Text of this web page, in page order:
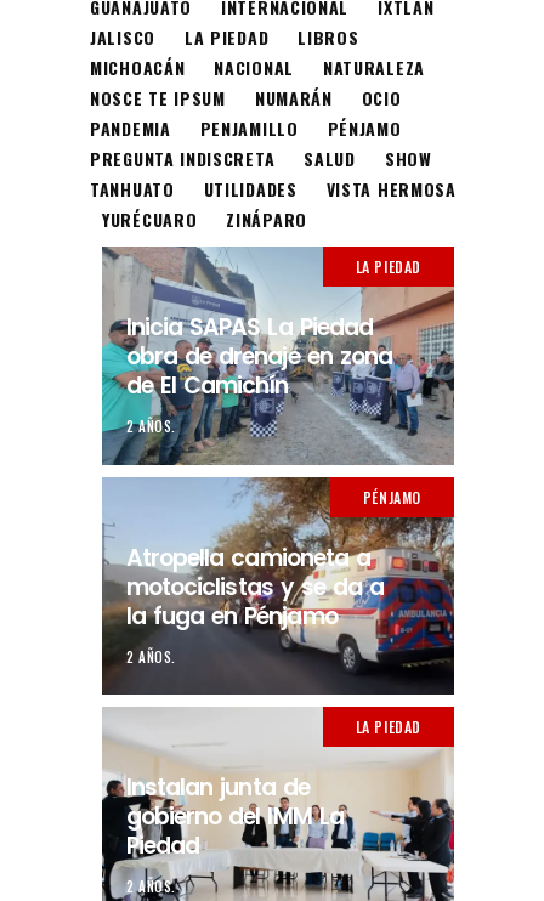
GUANAJUATO INTERNACIONAL
IXTLÁN
JALISCO
LA PIEDAD
LIBROS
MICHOACÁN
NACIONAL
NATURALEZA
NOSCE TE IPSUM
NUMARÁN
OCIO
PANDEMIA
PENJAMILLO
PÉNJAMO
PREGUNTA INDISCRETA
SALUD
SHOW
TANHUATO
UTILIDADES
VISTA HERMOSA
YURÉCUARO
ZINÁPARO
LA PIEDAD
Inicia SAPAS La Piedad
obra de drenaje en zona
de El Camichín
2 AÑOS.
PÉNJAMO
Atropella camioneta a
motociclistas y se da a
la fuga en Pénjamo
2 AÑOS.
LA PIEDAD
Instalan junta de
gobierno del IMM La
Piedad
2 AÑOS.